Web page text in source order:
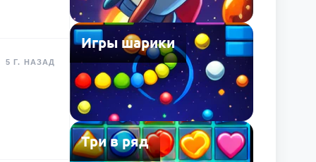
5 Г. НАЗАД
Игры шарики
Три в ряд